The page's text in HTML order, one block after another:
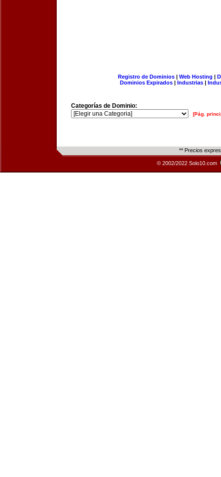
Registro de Dominios| Web Hosting |
Dominios Expirados | Industrias |
Categorías de Dominio:
[Pág.
** Precios
© 2002/2022 Solo10.com